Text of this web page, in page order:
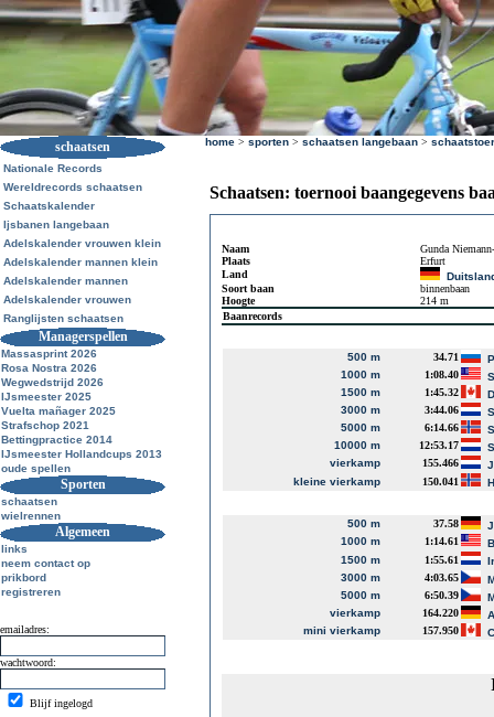
schaatsen
Nationale Records
Wereldrecords schaatsen
Schaatskalender
Ijsbanen langebaan
Adelskalender vrouwen klein
Adelskalender mannen klein
Adelskalender mannen
Adelskalender vrouwen
Ranglijsten schaatsen
Managerspellen
Massasprint 2026
Rosa Nostra 2026
Wegwedstrijd 2026
IJsmeester 2025
Vuelta mañager 2025
Strafschop 2021
Bettingpractice 2014
IJsmeester Hollandcups 2013
oude spellen
Sporten
schaatsen
wielrennen
Algemeen
links
neem contact op
prikbord
registreren
emailadres:
wachtwoord:
Blijf ingelogd
home > sporten > schaatsen langebaan >
Schaatsen: toernooi baangegevens
Naam
Gunda
Plaats
Erfurt
Land
Soort baan
binnenbaan
Hoogte
214 m
Baanrecords
500 m 34.71
1000 m
1:08.40
1500 m
1:45.32
3000 m
3:44.06
5000 m
6:14.66
10000 m
12:53.17
vierkamp
155.466
kleine vierkamp
150.041
500 m 37.58
1000 m
1:14.61
1500 m
1:55.61
3000 m
4:03.65
5000 m
6:50.39
vierkamp
164.220
mini vierkamp
157.950